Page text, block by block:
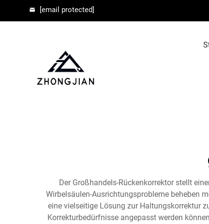
[email protected]
Der Großhandels-Rückenkorrektor stellt
Wirbelsäulen-Ausrichtungsprobleme beheben
eine vielseitige Lösung zur Haltungskorrektur
Korrekturbedürfnisse angepasst werden